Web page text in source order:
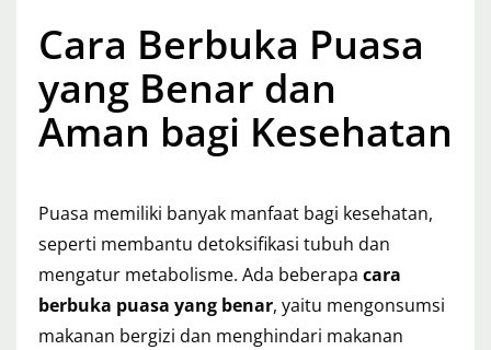
Cara Berbuka Puasa
yang Benar dan
Aman bagi Kesehatan
Puasa memiliki banyak manfaat bagi kesehatan,
seperti membantu detoksifikasi tubuh dan
mengatur metabolisme. Ada beberapa cara
berbuka puasa yang benar, yaitu mengonsumsi
makanan bergizi dan menghindari makanan